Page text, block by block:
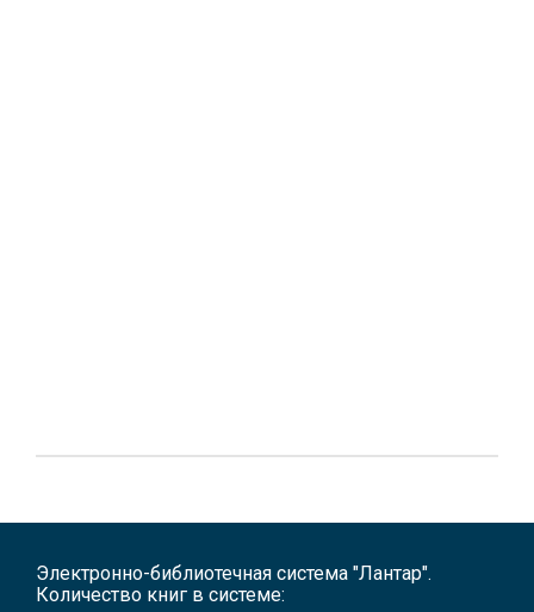
Электронно-библиотечная система "Лантар".
Количество книг в системе: